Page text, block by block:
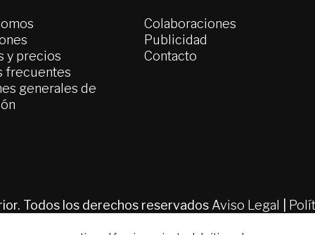
y precios
frecuentes
generales de
Colaboraciones
Publicidad
Contacto
Todos los derechos reservados Aviso Legal